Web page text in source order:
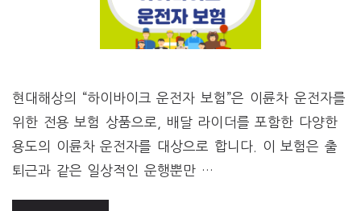
현대해상의 “하이바이크 운전자 보험”은 이륜차 운전자를
위한 전용 보험 상품으로, 배달 라이더를 포함한 다양한
용도의 이륜차 운전자를 대상으로 합니다. 이 보험은 출
퇴근과 같은 일상적인 운행뿐만 …